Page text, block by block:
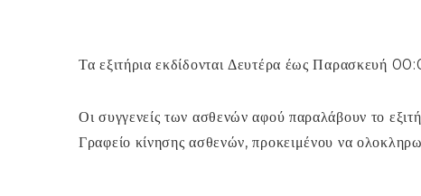
Τα εξιτήρια εκδίδονται Δευτέρα έως Παρασκευή
Οι συγγενείς των ασθενών αφού παραλάβουν το
Γραφείο κίνησης ασθενών, προκειμένου να